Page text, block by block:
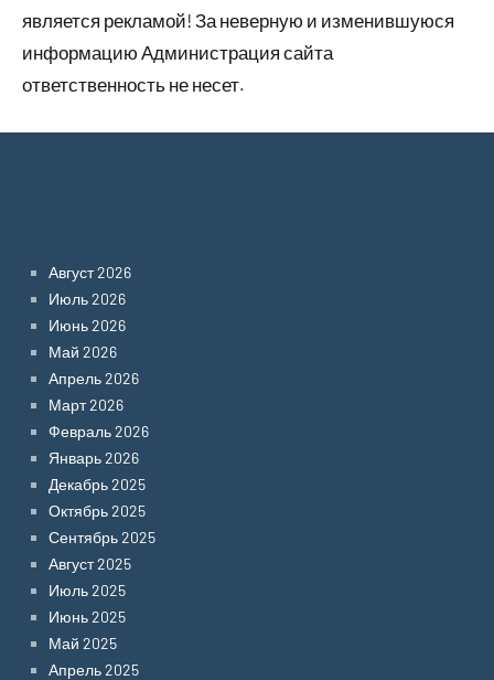
является рекламой! За неверную и изменившуюся
информацию Администрация сайта
ответственность не несет.
Август 2026
Июль 2026
Июнь 2026
Май 2026
Апрель 2026
Март 2026
Февраль 2026
Январь 2026
Декабрь 2025
Октябрь 2025
Сентябрь 2025
Август 2025
Июль 2025
Июнь 2025
Май 2025
Апрель 2025